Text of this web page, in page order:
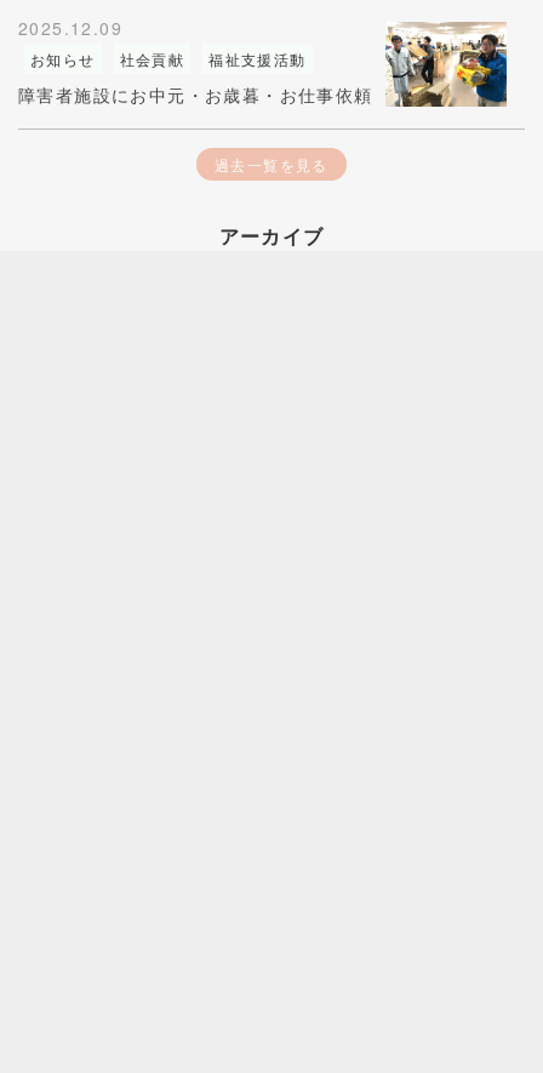
2025.12.09
お知らせ 社会貢献 福祉支援活動
障害者施設にお中元・お歳暮・お仕事依頼
過去一覧を見る
アーカイブ